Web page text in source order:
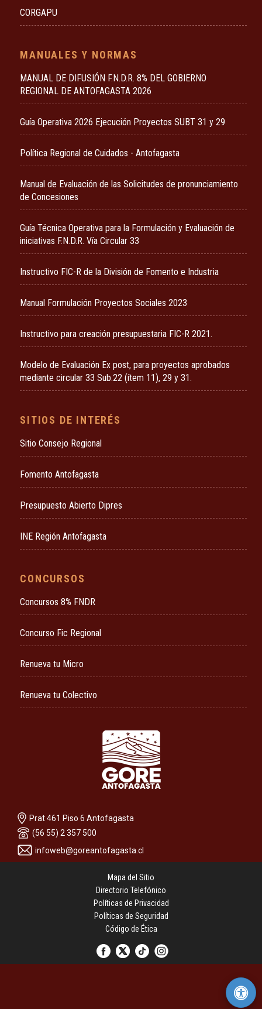
CORGAPU
MANUALES Y NORMAS
MANUAL DE DIFUSIÓN F.N.D.R. 8% DEL GOBIERNO
REGIONAL DE ANTOFAGASTA 2026
Guía Operativa 2026 Ejecución Proyectos SUBT 31 y 29
Política Regional de Cuidados - Antofagasta
Manual de Evaluación de las Solicitudes de pronunciamiento
de Concesiones
Guía Técnica Operativa para la Formulación y Evaluación de
iniciativas F.N.D.R. Vía Circular 33
Instructivo FIC-R de la División de Fomento e Industria
Manual Formulación Proyectos Sociales 2023
Instructivo para creación presupuestaria FIC-R 2021.
Modelo de Evaluación Ex post, para proyectos aprobados
mediante circular 33 Sub.22 (ítem 11), 29 y 31.
SITIOS DE INTERÉS
Sitio Consejo Regional
Fomento Antofagasta
Presupuesto Abierto Dipres
INE Región Antofagasta
CONCURSOS
Concursos 8% FNDR
Concurso Fic Regional
Renueva tu Micro
Renueva tu Colectivo
Prat 461 Piso 6 Antofagasta
(56 55) 2 357 500
infoweb@goreantofagasta.cl
Mapa del Sitio
Directorio Telefónico
Políticas de Privacidad
Políticas de Seguridad
Código de Ética